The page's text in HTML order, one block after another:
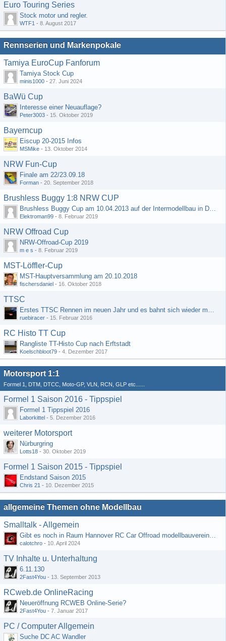
Euro Touring Series
Stock motor und regler.
WTF1 - 8. August 2017
Rennserien und Markenpokale
Tamiya EuroCup Fanforum
Tamiya Stock Cup
minis1000 - 27. Juni 2024
BaWü Cup
Interesse einer Neuauflage?
Peter3003 - 15. Oktober 2019
Bayerncup
Eiscup 20-2015 Infos
MSMike - 13. Oktober 2014
NRW Fun-Cup
Finale am 22/23.09.18
Forman - 20. September 2018
Brushless Buggy 1:8 NRW CUP
Brushless Buggy Cup am 10.04.2013 auf der Intermodellbau in Dortmund
Elektroman99 - 8. Februar 2019
NRW Offroad Cup
NRW-Offroad-Cup 2019
m e s - 8. Februar 2019
MST-Löffler-Cup
MST-Hauptversammlung am 20.10.2018
fischersdaniel - 16. Oktober 2018
TTSC
Erstes TTSC Rennen im neuen Jahr und es bahnt sich wieder mal eine Rekordteilnehmerzahl an
ruebiracer - 15. Februar 2016
RC Histo TT Cup
Rangliste TT-Histo Cup nach Erftstadt
Koelschbloot79 - 4. Dezember 2017
Motorsport 1:1
Formel 1, DTM, DTCC, Moto-GP, VLN, RCN, GLP etc......
Formel 1 Saison 2016 - Tippspiel
Formel 1 Tippspiel 2016
Laborkittel - 5. Dezember 2016
weiterer Motorsport
Nürburgring
Lotts18 - 30. Oktober 2019
Formel 1 Saison 2015 - Tippspiel
Endstand Saison 2015
Chris 21 - 10. Dezember 2015
allgemeine Themen ohne Modellbau
Smalltalk - Allgemein
Gibt es noch in Raum Hannover RC Car Offroad modellbauvereine, habe selbst schon gegoogelt aber erfolglos
calotchro - 10. April 2024
TV Inhalte u. Unterhaltung
6.11.130
2Fast4You - 13. September 2013
RCweb.de OnlineRacing
Neueröffnung RCWEB Online-Serie?
2Fast4You - 7. Januar 2017
PC / Computer Allgemein
Suche DC AC Wandler